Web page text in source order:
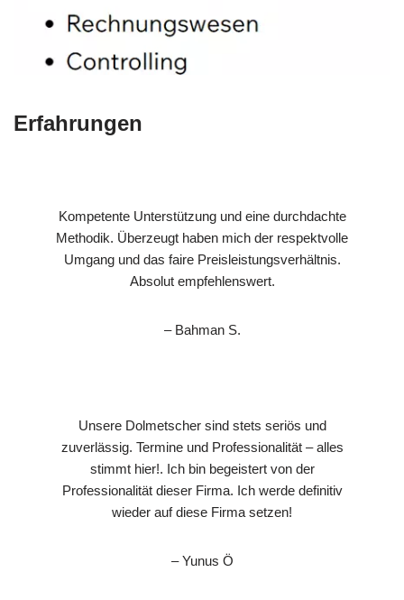
Erfahrungen
Kompetente Unterstützung und eine durchdachte
Methodik. Überzeugt haben mich der respektvolle
Umgang und das faire Preisleistungsverhältnis.
Absolut empfehlenswert.
– Bahman S.
Unsere Dolmetscher sind stets seriös und
zuverlässig. Termine und Professionalität – alles
stimmt hier!. Ich bin begeistert von der
Professionalität dieser Firma. Ich werde definitiv
wieder auf diese Firma setzen!
– Yunus Ö